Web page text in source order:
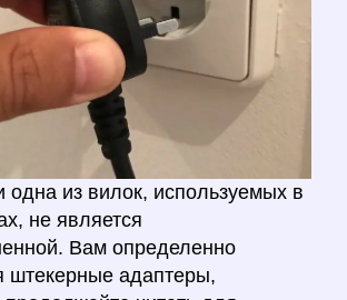
одна из вилок, используемых в
не является
Вам определенно
штекерные адаптеры,